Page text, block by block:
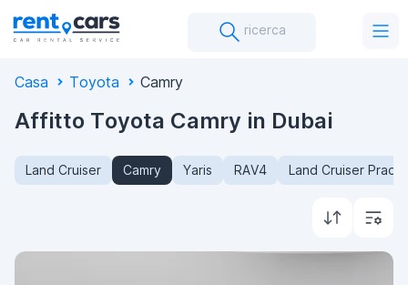
ricerca
Casa Toyota Camry
Affitto Toyota Camry in Dubai
Land Cruiser Camry Yaris RAV4 Land Cruiser Prado